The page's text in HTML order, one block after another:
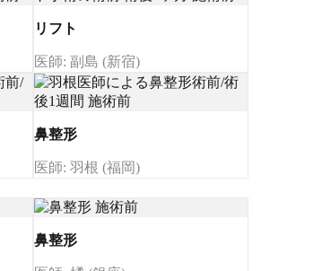
リフト
医師: 副島 (新宿)
鼻整形
医師: 羽根 (福岡)
鼻整形